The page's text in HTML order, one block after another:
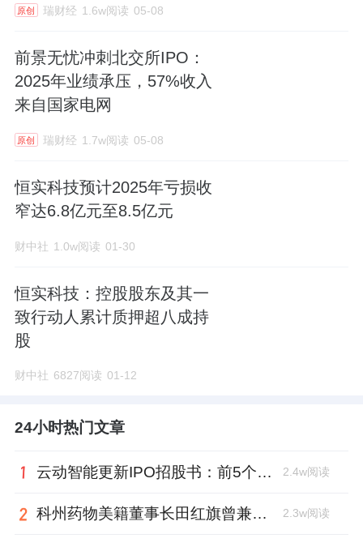
原创 瑞财经 1.6w阅读 05-08
前景无忧冲刺北交所IPO：
2025年业绩承压，57%收入
来自国家电网
原创 瑞财经 1.7w阅读 05-08
恒实科技预计2025年亏损收
窄达6.8亿元至8.5亿元
财中社 1.0w阅读 01-30
恒实科技：控股股东及其一
致行动人累计质押超八成持
股
财中社 6827阅读 01-12
24小时热门文章
云动智能更新IPO招股书：前5个月扭亏为盈，董事长李巍去年降薪近两成 2.4w阅读
科州药物美籍董事长田红旗曾兼职放射所，被问询核心技术是否清晰 2.3w阅读